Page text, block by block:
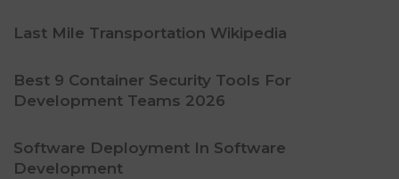
Last Mile Transportation Wikipedia
Best 9 Container Security Tools For
Development Teams 2026
Software Deployment In Software
Development